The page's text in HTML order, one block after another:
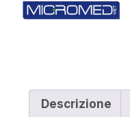
Descrizione